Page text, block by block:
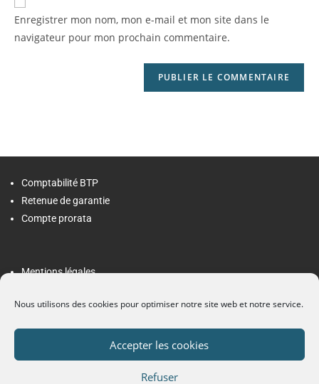
Nous utilisons des cookies pour optimiser notre site web et notre service.
Accepter les cookies
Refuser
Enregistrer mon nom, mon e-mail et mon site dans le
navigateur pour mon prochain commentaire.
Comptabilité BTP
Retenue de garantie
Compte prorata
Mentions légales
Contact